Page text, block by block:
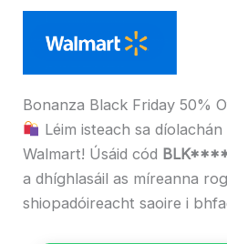
Bonanza Black Friday 50%
Léim isteach sa
Walmart! Úsáid cód
a dhíghlasáil as míreanna
shiopadóireacht saoire i